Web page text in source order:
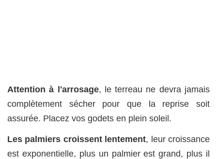
Attention à l'arrosage, le terreau ne devra jamais
complètement sécher pour que la reprise soit
assurée. Placez vos godets en plein soleil.
Les palmiers croissent lentement, leur croissance
est exponentielle, plus un palmier est grand, plus il